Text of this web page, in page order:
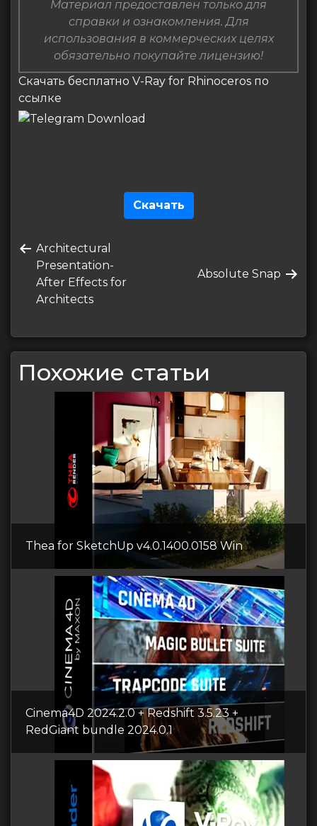
Материал предоставлен только для
справки и ознакомления. Для
использования в коммерческих целях
обязательно покупайте лицензию!
Скачать бесплатно V-Ray for Rhinoceros по
ссылке
Скачать
по
записям
Предыдущая
запись
Architectural
Presentation-
After Effects for
Architects
Следующая
Absolute Snap
Похожие статьи
Thea for SketchUp v4.0.1400.0158 Win
Cinema4D 2024.2.0 + Redshift 3.5.23 +
RedGiant bundle 2024.0.1